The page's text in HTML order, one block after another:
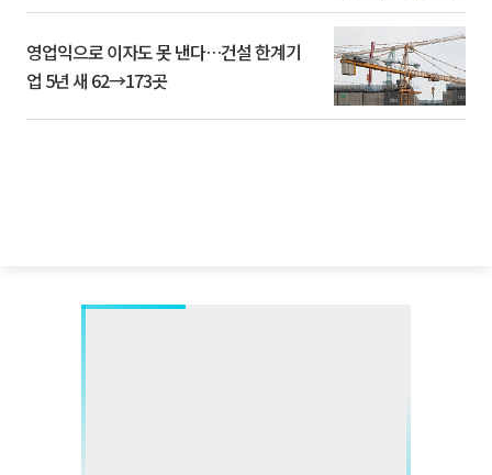
영업익으로 이자도 못 낸다…건설 한계기
업 5년 새 62→173곳